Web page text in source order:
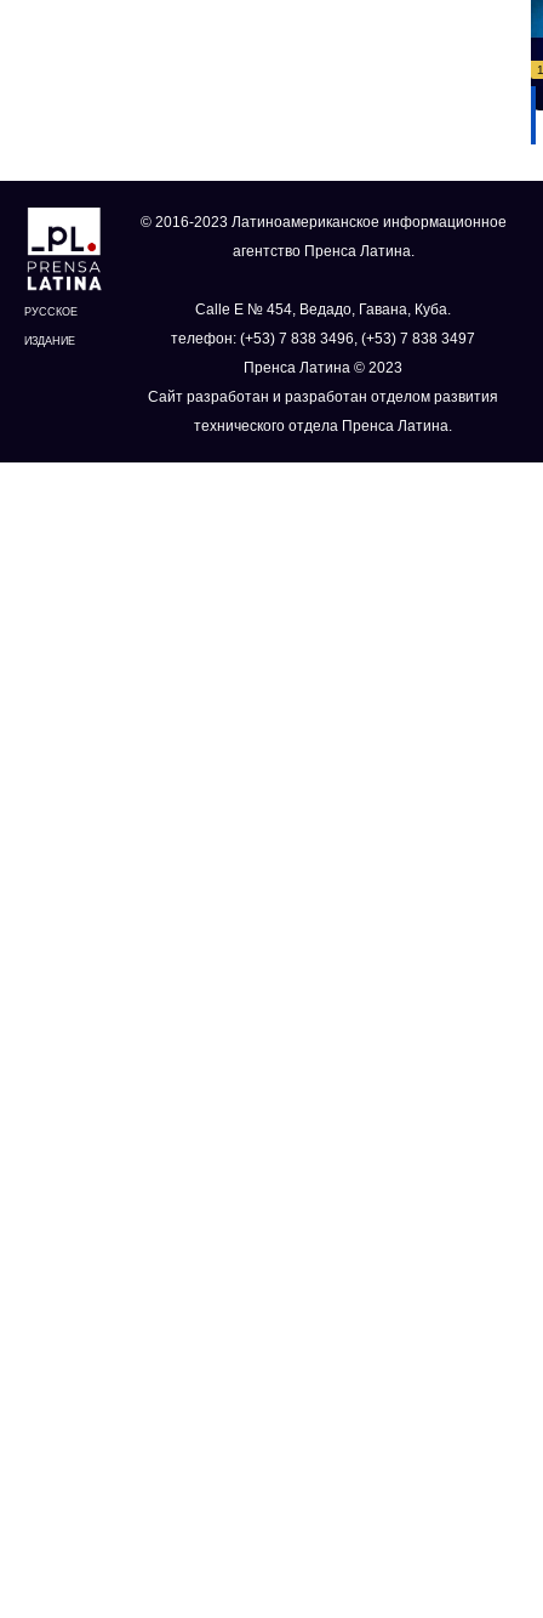
РУССКОЕ
ИЗДАНИЕ
© 2016-2023 Латиноамериканское информационное
агентство Пренса Латина.
Calle E № 454, Ведадо, Гавана, Куба.
телефон: (+53) 7 838 3496, (+53) 7 838 3497
Пренса Латина © 2023
Сайт разработан и разработан отделом развития
технического отдела Пренса Латина.